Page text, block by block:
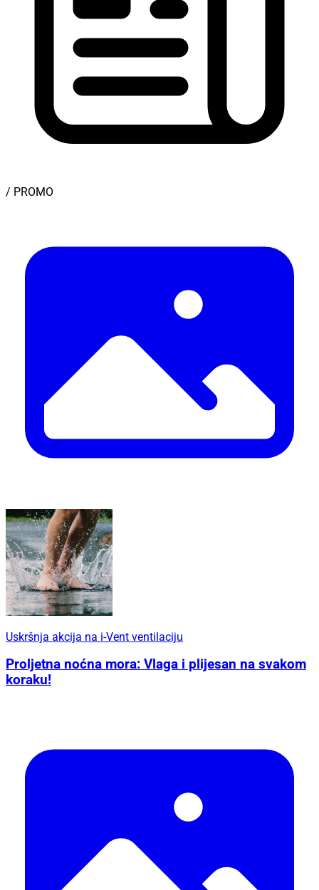
/ PROMO
Uskršnja akcija na i-Vent ventilaciju
Proljetna noćna mora: Vlaga i plijesan na svakom
koraku!